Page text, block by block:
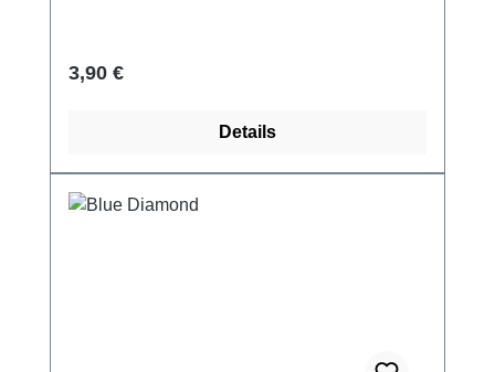
Regulärer Preis:
3,90 €
Details